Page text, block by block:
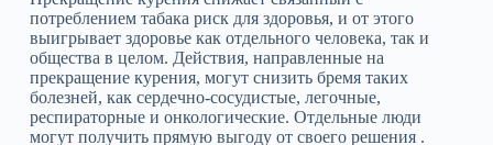
потреблением табака риск для здоровья, и от этого
выигрывает здоровье как отдельного человека, так и
общества в целом. Действия, направленные на
прекращение курения, могут снизить бремя таких
болезней, как сердечно‑сосудистые, легочные,
респираторные и онкологические. Отдельные люди
могут получить прямую выгоду от своего решения .